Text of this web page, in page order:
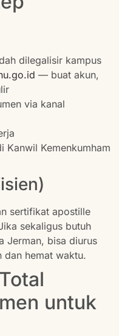
dilegalisir kampus
— buat akun,
via kanal
Kanwil Kemenkumham
sertifikat apostille
sekaligus butuh
Jerman, bisa diurus
hemat waktu.
untuk